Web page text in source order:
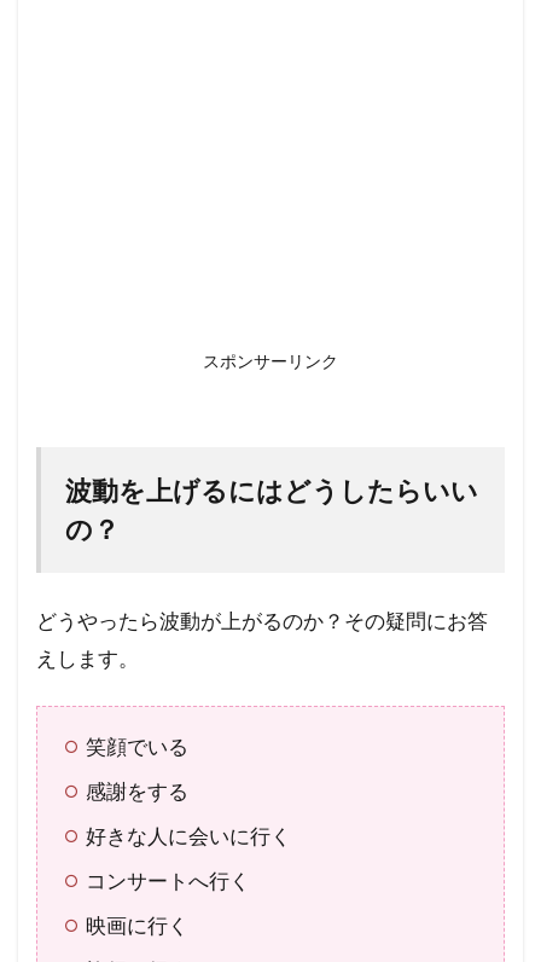
スポンサーリンク
波動を上げるにはどうしたらいい
の？
どうやったら波動が上がるのか？その疑問にお答
えします。
笑顔でいる
感謝をする
好きな人に会いに行く
コンサートへ行く
映画に行く